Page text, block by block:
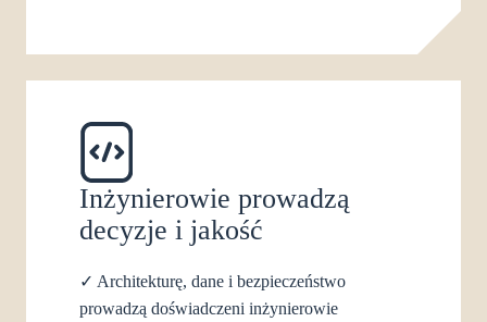
Inżynierowie prowadzą
decyzje i jakość
✓ Architekturę, dane i bezpieczeństwo
prowadzą doświadczeni inżynierowie